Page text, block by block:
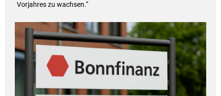
Vorjahres zu wachsen.“